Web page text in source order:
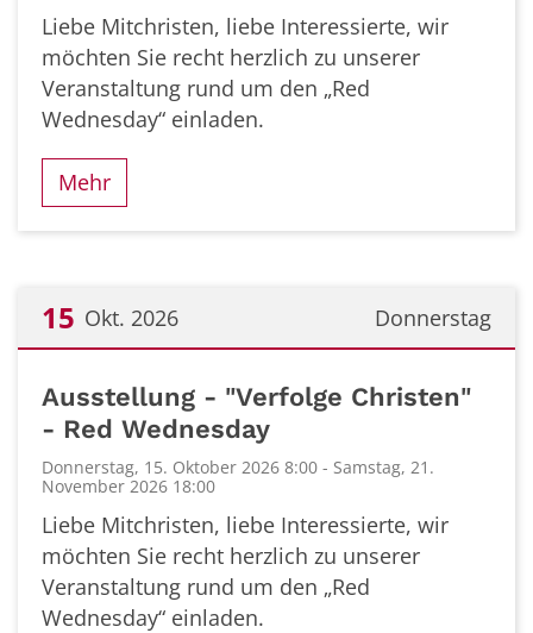
Liebe Mitchristen, liebe Interessierte, wir
möchten Sie recht herzlich zu unserer
Veranstaltung rund um den „Red
Wednesday“ einladen.
Mehr
Donnerstag
15 Okt. 2026
Ausstellung - "Verfolge Christen"
- Red Wednesday
Donnerstag, 15. Oktober 2026 8:00 - Samstag, 21.
November 2026 18:00
Liebe Mitchristen, liebe Interessierte, wir
möchten Sie recht herzlich zu unserer
Veranstaltung rund um den „Red
Wednesday“ einladen.